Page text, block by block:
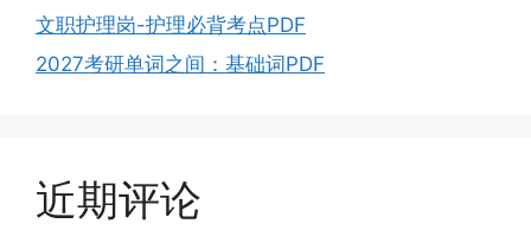
文职护理岗-护理必背考点PDF
2027考研单词之间：基础词PDF
近期评论